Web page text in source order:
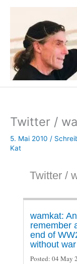
Twitter /
5. Mai 2010 /
Kat
Twitter /
wamkat:
remember
end of
without
Posted: 04 May